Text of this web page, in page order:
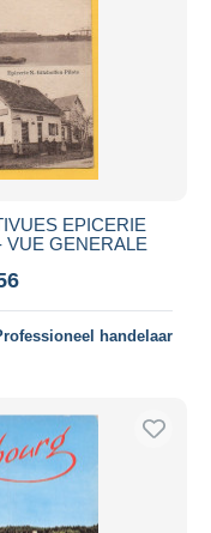
EPICERIE
VUE GENERALE
handelaar